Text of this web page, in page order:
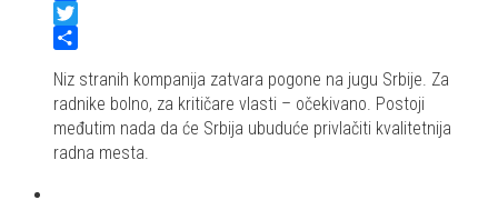
Facebook
Twitter
Niz stranih kompanija zatvara pogone na jugu Srbije. Za
radnike bolno, za kritičare vlasti – očekivano. Postoji
međutim nada da će Srbija ubuduće privlačiti kvalitetnija
radna mesta.